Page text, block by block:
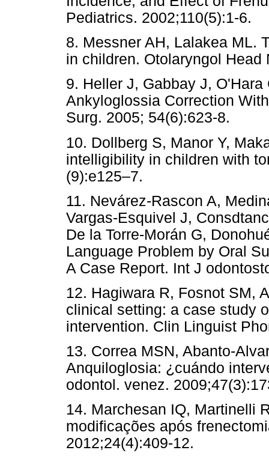
Pediatrics. 2002;110(5):1-6.
8. Messner AH, Lalakea ML.
in children. Otolaryngol
9. Heller J, Gabbay J,
Ankyloglossia Correction
Surg. 2005; 54(6):623-8.
10. Dollberg S, Manor Y,
intelligibility in children with
(9):e125–7.
11. Nevárez-Rascon A,
Vargas-Esquivel J,
De la Torre-Morán G,
Language Problem by Oral
A Case Report. Int J
12. Hagiwara R, Fosnot SM,
clinical setting: a case study
intervention. Clin Linguist
13. Correa MSN, Abanto-
Anquiloglosia: ¿cuándo
odontol. venez.
14. Marchesan IQ, Martinelli
modificações após
2012;24(4):409-12.